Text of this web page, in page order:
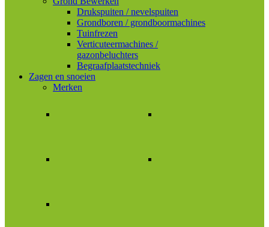
Drukspuiten / nevelspuiten
Grondboren / grondboormachines
Tuinfrezen
Verticuteermachines /
gazonbeluchters
Begraafplaatstechniek
Zagen en snoeien
Merken